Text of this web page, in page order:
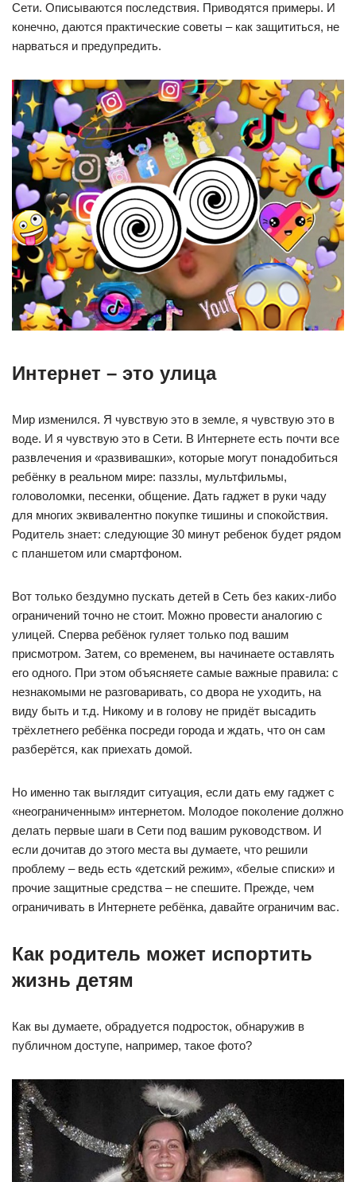
Сети. Описываются последствия. Приводятся примеры. И
конечно, даются практические советы – как защититься, не
нарваться и предупредить.
Интернет – это улица
Мир изменился. Я чувствую это в земле, я чувствую это в
воде. И я чувствую это в Сети. В Интернете есть почти все
развлечения и «развивашки», которые могут понадобиться
ребёнку в реальном мире: паззлы, мультфильмы,
головоломки, песенки, общение. Дать гаджет в руки чаду
для многих эквивалентно покупке тишины и спокойствия.
Родитель знает: следующие 30 минут ребенок будет рядом
с планшетом или смартфоном.
Вот только бездумно пускать детей в Сеть без каких-либо
ограничений точно не стоит. Можно провести аналогию с
улицей. Сперва ребёнок гуляет только под вашим
присмотром. Затем, со временем, вы начинаете оставлять
его одного. При этом объясняете самые важные правила: с
незнакомыми не разговаривать, со двора не уходить, на
виду быть и т.д. Никому и в голову не придёт высадить
трёхлетнего ребёнка посреди города и ждать, что он сам
разберётся, как приехать домой.
Но именно так выглядит ситуация, если дать ему гаджет с
«неограниченным» интернетом. Молодое поколение должно
делать первые шаги в Сети под вашим руководством. И
если дочитав до этого места вы думаете, что решили
проблему – ведь есть «детский режим», «белые списки» и
прочие защитные средства – не спешите. Прежде, чем
ограничивать в Интернете ребёнка, давайте ограничим вас.
Как родитель может испортить
жизнь детям
Как вы думаете, обрадуется подросток, обнаружив в
публичном доступе, например, такое фото?